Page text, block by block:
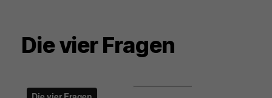
Die vier Fragen